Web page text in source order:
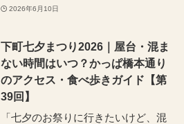
2026年6月10日
下町七夕まつり2026｜屋台・混ま
ない時間はいつ？かっぱ橋本通り
のアクセス・食べ歩きガイド【第
39回】
「七夕のお祭りに行きたいけど、混